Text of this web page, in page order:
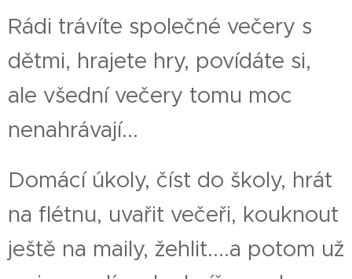
Rádi trávíte společné večery s
dětmi, hrajete hry, povídáte si,
ale všední večery tomu moc
nenahrávají...
Domácí úkoly, číst do školy, hrát
na flétnu, uvařit večeři, kouknout
ještě na maily, žehlit....a potom už